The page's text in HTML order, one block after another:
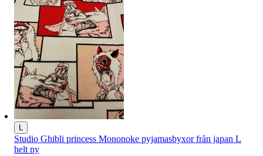
Studio Ghibli princess Mononoke pyjamasbyxor från japan L
helt ny